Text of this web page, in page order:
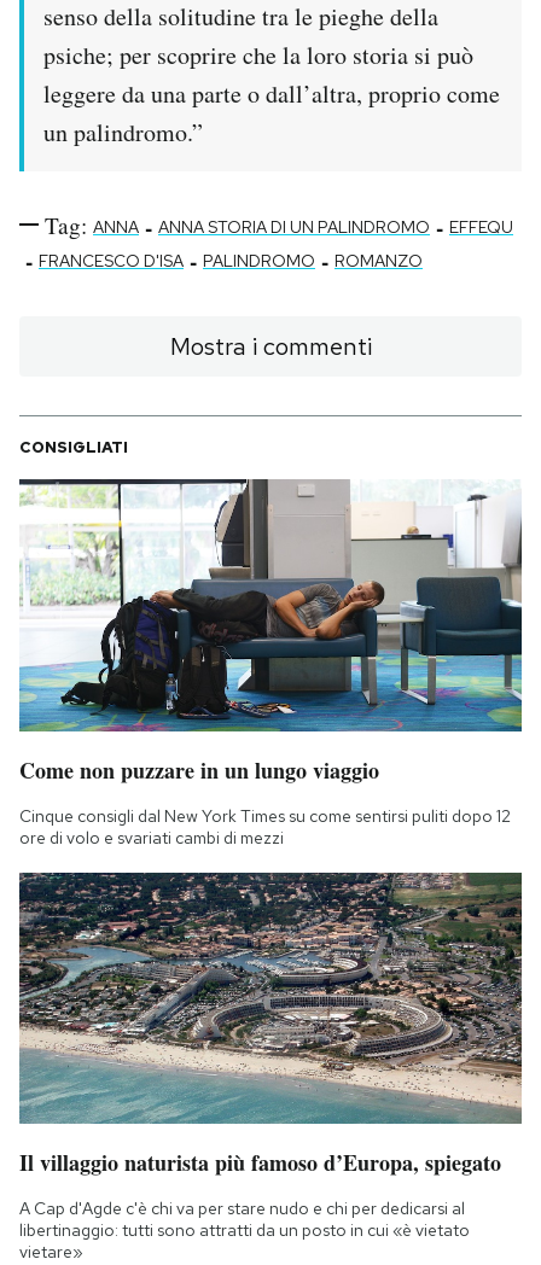
senso della solitudine tra le pieghe della
psiche; per scoprire che la loro storia si può
leggere da una parte o dall’altra, proprio come
un palindromo.”
Tag: ANNA - ANNA STORIA DI UN PALINDROMO - EFFEQU
- FRANCESCO D'ISA - PALINDROMO - ROMANZO
Mostra i commenti
CONSIGLIATI
Come non puzzare in un lungo viaggio
Cinque consigli dal New York Times su come sentirsi puliti dopo 12
ore di volo e svariati cambi di mezzi
Il villaggio naturista più famoso d’Europa, spiegato
A Cap d'Agde c'è chi va per stare nudo e chi per dedicarsi al
libertinaggio: tutti sono attratti da un posto in cui «è vietato
vietare»